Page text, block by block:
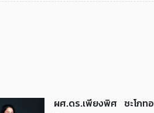
ผศ.ดร.เพียงพิศ ชะโกท